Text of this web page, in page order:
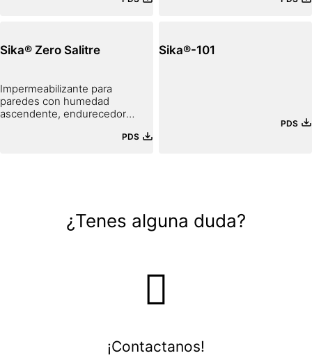
Sika® Zero Salitre
Impermeabilizante para
paredes con humedad
ascendente, endurecedor
PDS
Sika®-101
PDS
¿Tenes alguna duda?
¡Contactanos!